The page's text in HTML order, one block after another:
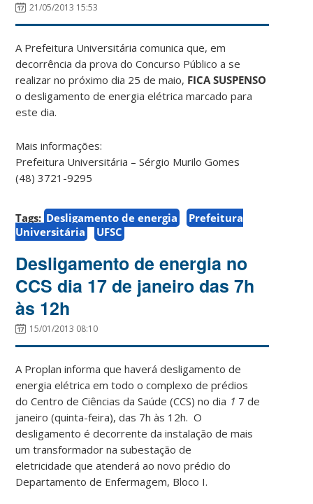
21/05/2013 15:53
A Prefeitura Universitária comunica que, em
decorrência da prova do Concurso Público a se
realizar no próximo dia 25 de maio, FICA SUSPENSO
o desligamento de energia elétrica marcado para
este dia.
Mais informações:
Prefeitura Universitária – Sérgio Murilo Gomes
(48) 3721-9295
Tags: Desligamento de energia
Prefeitura
Universitária
UFSC
Desligamento de energia no
CCS dia 17 de janeiro das 7h
às 12h
15/01/2013 08:10
A Proplan informa que haverá desligamento de
energia elétrica em todo o complexo de prédios
do Centro de Ciências da Saúde (CCS) no dia 1 7 de
janeiro (quinta-feira), das 7h às 12h. O
desligamento é decorrente da instalação de mais
um transformador na subestação de
eletricidade que atenderá ao novo prédio do
Departamento de Enfermagem, Bloco I.